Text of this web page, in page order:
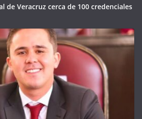
de Veracruz cerca de 100 credenciales